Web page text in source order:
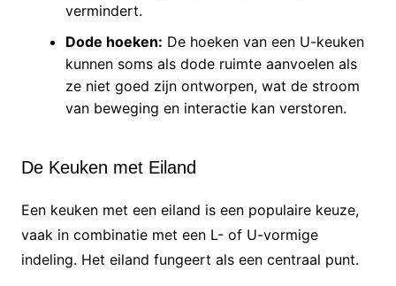
vermindert.
Dode hoeken: De hoeken van een U-keuken
kunnen soms als dode ruimte aanvoelen als
ze niet goed zijn ontworpen, wat de stroom
van beweging en interactie kan verstoren.
De Keuken met Eiland
Een keuken met een eiland is een populaire keuze,
vaak in combinatie met een L- of U-vormige
indeling. Het eiland fungeert als een centraal punt.